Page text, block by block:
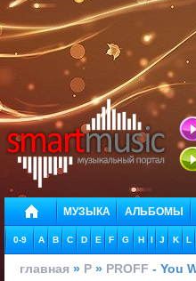
МУЗЫКА АЛЬБОМЫ
0-9 A B C D E F G H I J K L
главная » P » PROFF - You